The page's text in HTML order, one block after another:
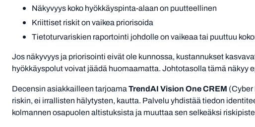
Näkyvyys koko hyökkäyspinta-alaan on puutteellinen
Kriittiset riskit on vaikea priorisoida
Tietoturvariskien raportointi johdolle on vaikeaa tai puuttuu
Jos näkyvyys ja priorisointi eivät ole kunnossa, kustannukset
hyökkäyspolut voivat jäädä huomaamatta. Johtotasolla tämä
Decensin asiakkailleen tarjoamaTrendAI Vision One CREM
riskin, ei irrallisten hälytysten, kautta. Palvelu yhdistää tiedon
kolmannen osapuolen altistuksista ja muuttaa sen selkeäksi